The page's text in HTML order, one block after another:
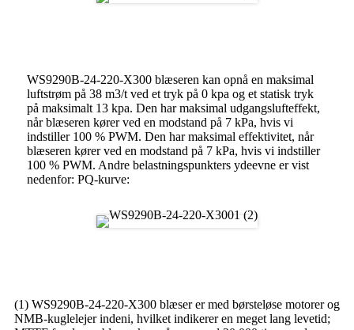
WS9290B-24-220-X300 blæseren kan opnå en maksimal
luftstrøm på 38 m3/t ved et tryk på 0 kpa og et statisk tryk
på maksimalt 13 kpa. Den har maksimal udgangslufteffekt,
når blæseren kører ved en modstand på 7 kPa, hvis vi
indstiller 100 % PWM. Den har maksimal effektivitet, når
blæseren kører ved en modstand på 7 kPa, hvis vi indstiller
100 % PWM. Andre belastningspunkters ydeevne er vist
nedenfor: PQ-kurve:
(1) WS9290B-24-220-X300 blæser er med børsteløse motorer og
NMB-kuglelejer indeni, hvilket indikerer en meget lang levetid;